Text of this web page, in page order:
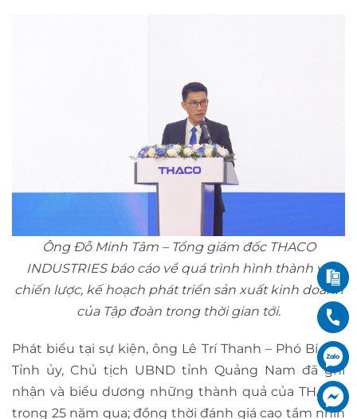
Ông Đỗ Minh Tâm – Tổng giám đốc THACO
INDUSTRIES báo cáo về quá trình hình thành và
chiến lược, kế hoạch phát triển sản xuất kinh doanh
của Tập đoàn trong thời gian tới.
Phát biểu tại sự kiện, ông Lê Trí Thanh – Phó Bí thư
Tỉnh ủy, Chủ tịch UBND tỉnh Quảng Nam đã ghi
nhận và biểu dương những thành quả của THACO
trong 25 năm qua; đồng thời đánh giá cao tầm nhìn